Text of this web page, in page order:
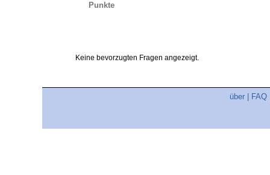
Punkte
Keine bevorzugten Fragen angezeigt.
über FAQ